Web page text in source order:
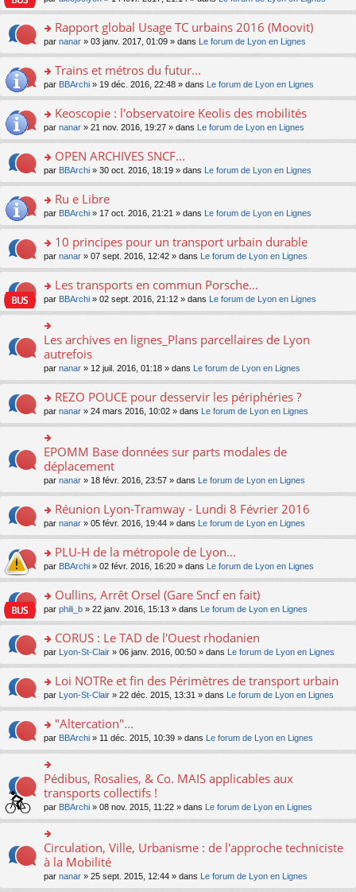
c
e
nt
u
ré
c
e
nt
n
le
pl
u
ré
c
e
nt
e
n
n
le
pl
u
ré
c
e
nt
a
g
e
n
n
le
pl
u
ré
c
e
nt
er
le
m
e
a
g
e
n
n
le
pl
u
ré
c
e
nt
n
ult
er
le
m
e
a
g
e
n
n
le
pl
u
ré
c
e
nt
o
n
ult
er
le
m
e
a
g
e
n
n
le
pl
u
ré
c
e
nt
Rapport global Usage TC urbains 2016 (Moovit)
par nanar » 03 janv. 2017, 01:09 » dans Le forum de Lyon en Lignes
o
n
ult
er
le
m
e
a
g
e
n
n
le
pl
u
s
ré
c
e
nt
Trains et métros du futur...
par BBArchi » 19 déc. 2016, 22:48 » dans Le forum de Lyon en Lignes
o
n
ult
er
le
m
e
a
g
e
n
n
le
pl
u
s
e
nt
Keoscopie : l'observatoire Keolis des mobilités
par nanar » 21 nov. 2016, 19:27 » dans Le forum de Lyon en Lignes
o
n
ult
er
le
m
e
a
g
e
n
o
lu
le
pl
u
s
c
nt
OPEN ARCHIVES SNCF...
par BBArchi » 30 oct. 2016, 18:19 » dans Le forum de Lyon en Lignes
o
n
ult
er
le
m
e
s
g
e
n
o
lu
le
pl
u
s
ré
e
Ru e Libre
par BBArchi » 17 oct. 2016, 21:21 » dans Le forum de Lyon en Lignes
o
n
ult
er
le
m
s
a
e
n
o
n
lu
le
pl
u
s
ré
e
10 principes pour un transport urbain durable
par nanar » 07 sept. 2016, 12:42 » dans Le forum de Lyon en Lignes
o
n
s
ult
er
le
m
e
s
a
e
n
o
n
pl
u
s
ré
e
Les transports en commun Porsche...
par BBArchi » 02 sept. 2016, 21:12 » dans Le forum de Lyon en Lignes
n
ult
er
le
m
e
s
s
a
g
e
n
o
lu
le
pl
u
s
c
e
nt
Les archives en lignes_Plans parcellaires de Lyon
autrefois
par nanar » 12 juil. 2016, 01:18 » dans Le forum de Lyon en Lignes
o
n
s
ult
er
le
m
e
s
a
e
n
o
lu
le
pl
u
s
e
nt
REZO POUCE pour desservir les périphéries ?
par nanar » 24 mars 2016, 10:02 » dans Le forum de Lyon en Lignes
o
n
ult
er
le
m
e
s
a
g
e
n
lu
le
pl
u
ré
c
e
nt
EPOMM Base données sur parts modales de
déplacement
par nanar » 18 févr. 2016, 23:57 » dans Le forum de Lyon en Lignes
o
n
ult
er
le
m
e
a
g
e
n
n
le
pl
u
s
ré
c
e
nt
Réunion Lyon-Tramway - Lundi 8 Février 2016
par nanar » 05 févr. 2016, 19:44 » dans Le forum de Lyon en Lignes
o
n
ult
er
le
m
e
a
g
e
n
n
le
pl
u
s
c
nt
PLU-H de la métropole de Lyon...
par BBArchi » 02 févr. 2016, 16:20 » dans Le forum de Lyon en Lignes
o
n
ult
er
le
m
e
a
g
e
n
o
n
lu
le
pl
u
s
ré
e
Oullins, Arrêt Orsel (Gare Sncf en fait)
par phili_b » 22 janv. 2016, 15:13 » dans Le forum de Lyon en Lignes
o
n
ult
er
le
m
e
s
g
e
n
o
n
lu
le
pl
u
CORUS : Le TAD de l'Ouest rhodanien
par Lyon-St-Clair » 06 janv. 2016, 00:50 » dans Le forum de Lyon en Lignes
o
n
ult
er
le
m
e
s
a
e
n
o
n
Loi NOTRe et fin des Périmètres de transport urbain
par Lyon-St-Clair » 22 déc. 2015, 13:31 » dans Le forum de Lyon en Lignes
o
n
s
ult
er
le
m
e
s
s
a
g
e
"Altercation"...
par BBArchi » 11 déc. 2015, 10:39 » dans Le forum de Lyon en Lignes
o
n
ult
er
le
m
e
s
Pédibus, Rosalies, & Co. MAIS applicables aux
transports collectifs !
par BBArchi » 08 nov. 2015, 11:22 » dans Le forum de Lyon en Lignes
o
n
ult
Circulation, Ville, Urbanisme : de l'approche techniciste
à la Mobilité
par nanar » 25 sept. 2015, 12:44 » dans Le forum de Lyon en Lignes